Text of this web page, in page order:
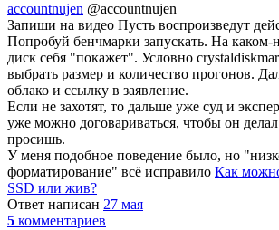
accountnujen @accountnujen
Запиши на видео Пусть воспроизведут
Попробуй бенчмарки запускать. На каком-
диск себя "покажет". Условно
выбрать размер и количество прогонов.
облако и ссылку в заявление.
Если не захотят, то дальше уже суд и
уже можно договариваться, чтобы он
просишь.
У меня подобное поведение было, но
форматирование" всё исправило Как
SSD или жив?
Ответ написан 27 мая
5 комментариев